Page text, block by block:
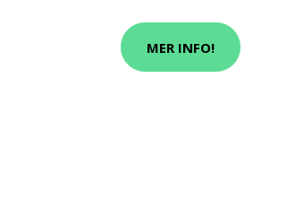
MER INFO!